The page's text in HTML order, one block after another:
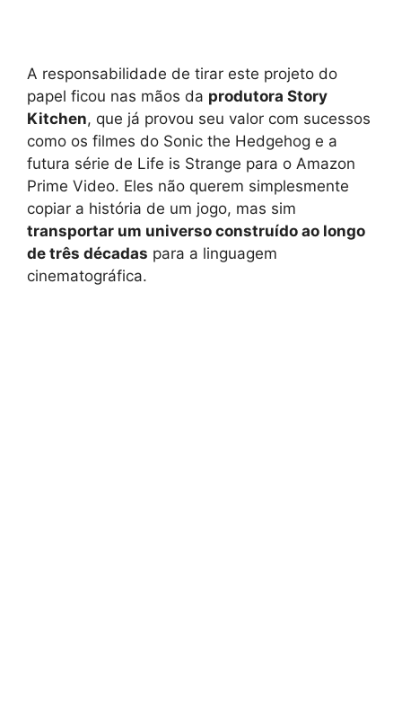
A responsabilidade de tirar este projeto do
papel ficou nas mãos da produtora Story
Kitchen, que já provou seu valor com sucessos
como os filmes do Sonic the Hedgehog e a
futura série de Life is Strange para o Amazon
Prime Video. Eles não querem simplesmente
copiar a história de um jogo, mas sim
transportar um universo construído ao longo
de três décadas para a linguagem
cinematográfica.